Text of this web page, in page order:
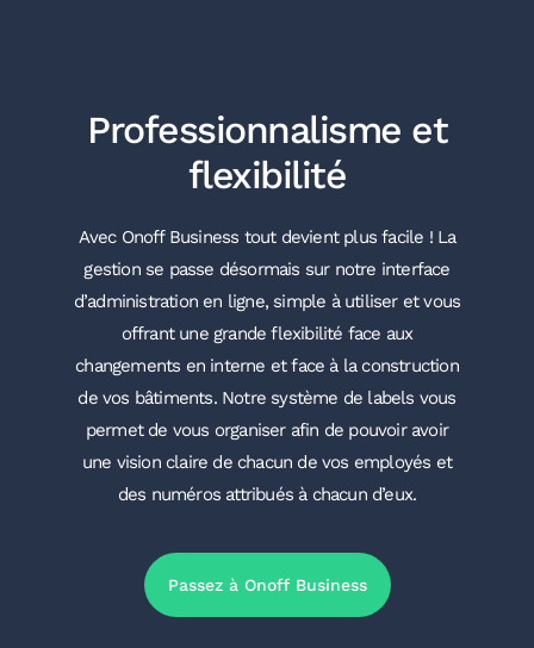
Professionnalisme et
flexibilité
Avec Onoff Business tout devient plus facile ! La
gestion se passe désormais sur notre interface
d’administration en ligne, simple à utiliser et vous
offrant une grande flexibilité face aux
changements en interne et face à la construction
de vos bâtiments. Notre système de labels vous
permet de vous organiser afin de pouvoir avoir
une vision claire de chacun de vos employés et
des numéros attribués à chacun d’eux.
Passez à Onoff Business